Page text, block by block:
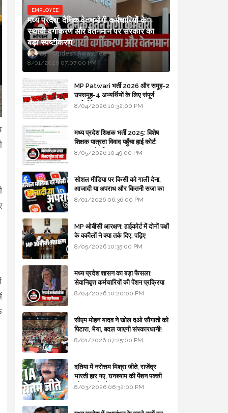
EMPLOYEE
मध्य प्रदेश: दैनिक वेतनभोगी कर्मचारियों के
स्थायी वर्गीकरण और वेतनमान पर सरकार का
बड़ा स्पष्टीकरण
Updesh Awasthee
8/01/2026 07:07:00 PM
MP Patwari भर्ती 2026 और समूह-2
उपसमूह-4 अभ्यर्थियों के लिए संपूर्ण
मार्गदर्शिका
8/04/2026 10:32:00 PM
मध्य प्रदेश शिक्षक भर्ती 2025: विशेष
शिक्षक पात्रता विवाद पहुँचा हाई कोर्ट;
सरकार से माँगा जवाब
8/05/2026 10:49:00 PM
सोशल मीडिया पर किसी को गाली देना,
आजादी या अपराध और कितनी सजा का
प्रावधान - free legal advice
8/01/2026 06:36:00 PM
MP ओबीसी आरक्षण: हाईकोर्ट में दोनों पक्षों
के वकीलों ने क्या तर्क दिए, पढ़िए
8/05/2026 10:35:00 PM
मध्य प्रदेश शासन का बड़ा फैसला:
सेवानिवृत्त कर्मचारियों की पेंशन प्रक्रिया
और बजट कोडिंग में हुए क्रांतिकारी
8/04/2026 10:20:00 PM
सीएम मोहन यादव ने खोल दओ सौगातों को
पिटारा, भैया, बदल जाएगी संस्कारधानी!
8/01/2026 07:25:00 PM
दतिया में नरोत्तम मिश्रा जीते, राजेंद्र
भारती हार गए, घनश्याम की पेंशन पक्की
और आशुतोष बैक टू...
8/03/2026 06:32:00 PM